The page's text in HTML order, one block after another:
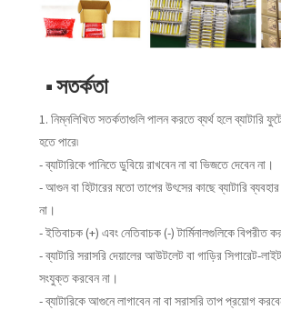
■ সতর্কতা
1. নিম্নলিখিত সতর্কতাগুলি পালন করতে ব্যর্থ হলে ব্যাটারি
হতে পারে৷
- ব্যাটারিকে পানিতে ডুবিয়ে রাখবেন না বা ভিজতে দেবেন না।
- আগুন বা হিটারের মতো তাপের উৎসের কাছে ব্যাটারি
না।
- ইতিবাচক (+) এবং নেতিবাচক (-) টার্মিনালগুলিকে বিপরীত
- ব্যাটারি সরাসরি দেয়ালের আউটলেট বা গাড়ির সিগারেট-
সংযুক্ত করবেন না।
- ব্যাটারিকে আগুনে লাগাবেন না বা সরাসরি তাপ প্রয়োগ